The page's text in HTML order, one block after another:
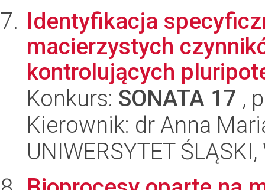
Identyfikacja
macierzystych
kontrolujących
Konkurs: SONATA 17 ,
Kierownik: dr Anna
UNIWERSYTET